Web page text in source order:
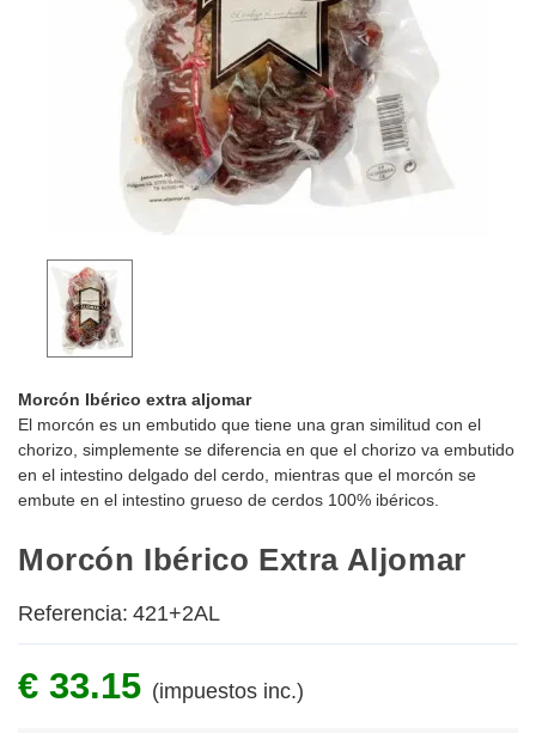
Morcón Ibérico extra aljomar
El morcón es un embutido que tiene una gran similitud con el
chorizo, simplemente se diferencia en que el chorizo va embutido
en el intestino delgado del cerdo, mientras que el morcón se
embute en el intestino grueso de cerdos 100% ibéricos.
Morcón Ibérico Extra Aljomar
Referencia: 421+2AL
€ 33.15 (impuestos inc.)